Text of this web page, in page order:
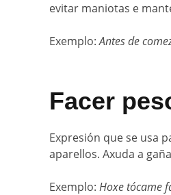
evitar maniotas e
Exemplo:Antes de
Facer
Expresión que se usa
aparellos. Axuda a
Exemplo: Hoxe tócame